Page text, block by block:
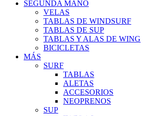
SEGUNDA MANO
VELAS
TABLAS DE WINDSURF
TABLAS DE SUP
TABLAS Y ALAS DE WING
BICICLETAS
MÁS
SURF
TABLAS
ALETAS
ACCESORIOS
NEOPRENOS
SUP